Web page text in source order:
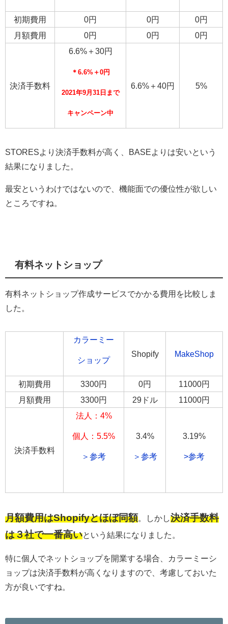
初期費用 0円 0円
0円
月額費用
0円 0円 0円
決済手数料
6.6%＋30円
＊ 6.6%＋0円
2021年9月31日まで
キャンペーン中
6.6%＋40円 5%
STORESより決済手数料が高く、BASEよりは安いという
結果になりました。
最安というわけではないので、機能面での優位性が欲しい
ところですね。
有料ネットショップ
有料ネットショップ作成サービスでかかる費用を比較しま
した。
カラーミー
ショップ
Shopify MakeShop
初期費用 3300円 0円
11000円
月額費用
3300円 29ドル 11000円
決済手数料
法人：4%
個人：5.5%
＞参考
3.4%
＞参考
3.19%
>参考
月額費用はShopifyとほぼ同額 。しかし 決済手数料
は３社で一番高いという結果になりました。
特に個人でネットショップを開業する場合、カラーミーシ
ョップは決済手数料が高くなりますので、考慮しておいた
方が良いですね。